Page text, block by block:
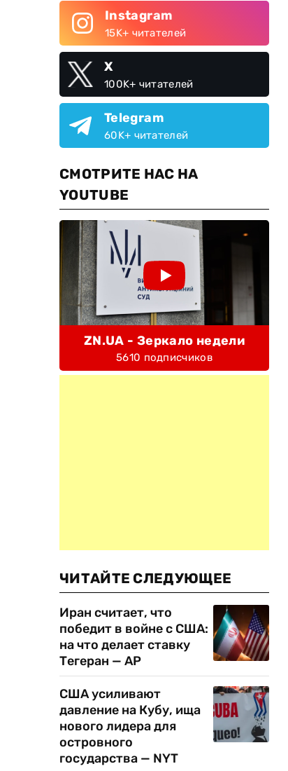
Instagram
15K+ читателей
X
100K+ читателей
Telegram
60K+ читателей
СМОТРИТЕ НАС НА
YOUTUBE
ZN.UA - Зеркало недели
5610 подписчиков
ЧИТАЙТЕ СЛЕДУЮЩЕЕ
Иран считает, что
победит в войне с США:
на что делает ставку
Тегеран — AP
США усиливают
давление на Кубу, ища
нового лидера для
островного
государства — NYT